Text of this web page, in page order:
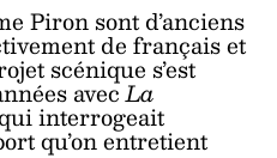
Piron sont d’anciens
de français et
scénique s’est
avecLa
interrogeait
qu’on entretient